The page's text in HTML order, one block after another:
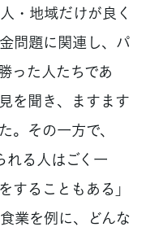
・地域だけが良く
問題に関連し、パ
った人たちであ
を聞き、ますます
その一方で、
れる人はごく一
することもある」
業を例に、どんな